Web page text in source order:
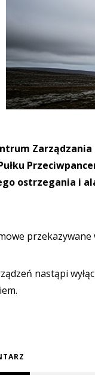
Zarządzania
ostrzegania i
nastąpi